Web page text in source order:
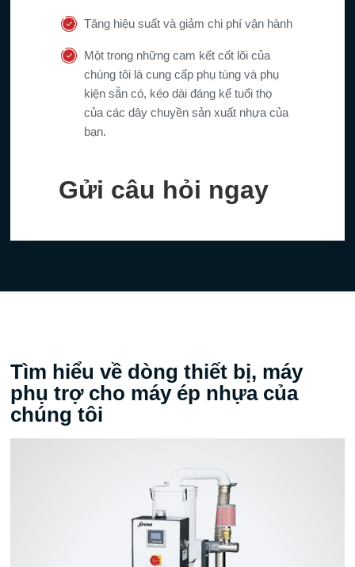
Tăng hiệu suất và giảm chi phí vận hành
Một trong những cam kết cốt lõi của
chúng tôi là cung cấp phụ tùng và phụ
kiện sẵn có, kéo dài đáng kể tuổi thọ
của các dây chuyền sản xuất nhựa của
bạn.
Gửi câu hỏi ngay
Tìm hiểu về dòng thiết bị, máy
phụ trợ cho máy ép nhựa của
chúng tôi